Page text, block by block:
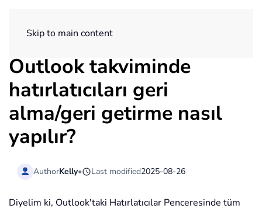
Skip to main content
Outlook takviminde
hatırlatıcıları geri
alma/geri getirme nasıl
yapılır?
AuthorKelly• Last modified2025-08-26
Diyelim ki, Outlook'taki Hatırlatıcılar Penceresinde tüm